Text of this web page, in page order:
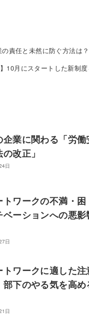
の責任と未然に防ぐ方法は？
】10月にスタートした新制
企業に関わる「労働
改正」
日
トワークの不満・困
ベーションへの悪影
日
トワークに適した注
部下のやる気を高め
日